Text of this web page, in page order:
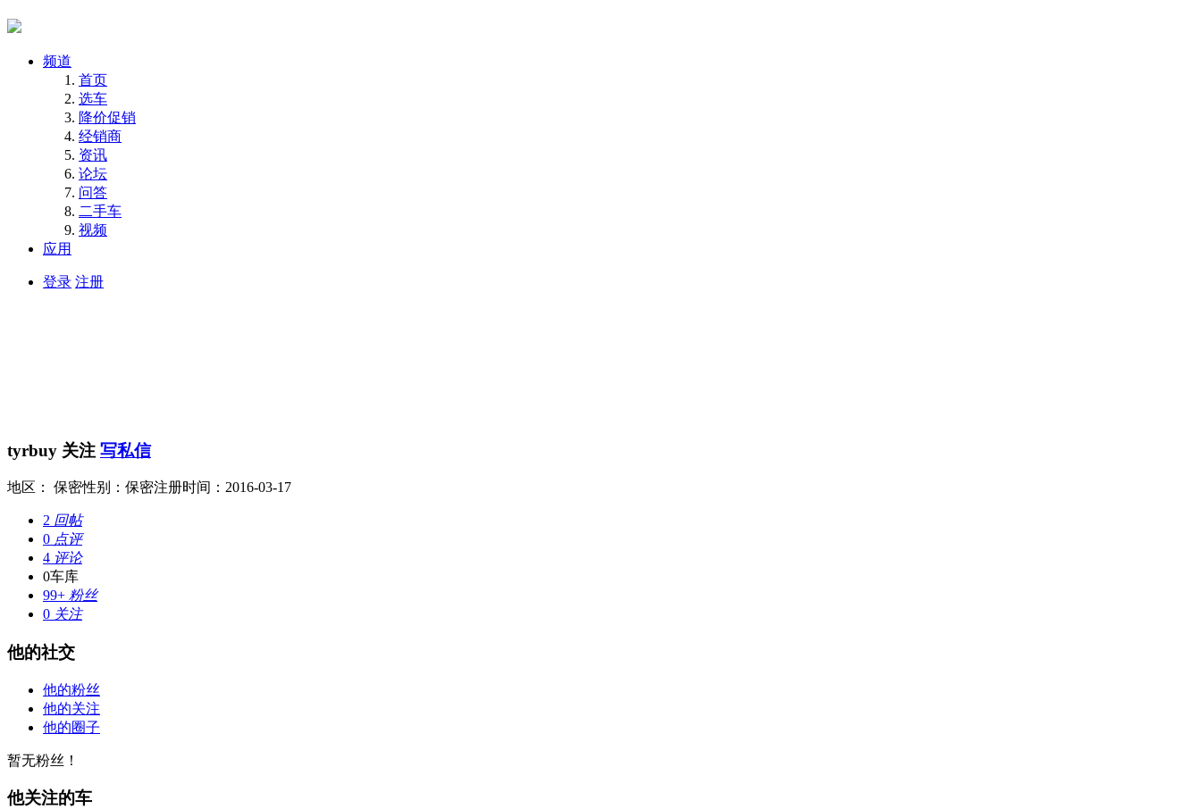
频道
首页
选车
降价促销
经销商
资讯
论坛
问答
二手车
视频
应用
登录 注册
tyrbuy 关注 写私信
地区： 保密性别：保密注册时间：2016-03-17
2 回帖
0 点评
4 评论
0车库
99+ 粉丝
0 关注
他的社交
他的粉丝
他的关注
他的圈子
暂无粉丝！
他关注的车